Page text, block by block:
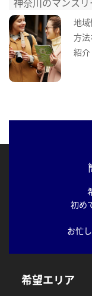
地
方
紹介
初め
お忙
希望エリア